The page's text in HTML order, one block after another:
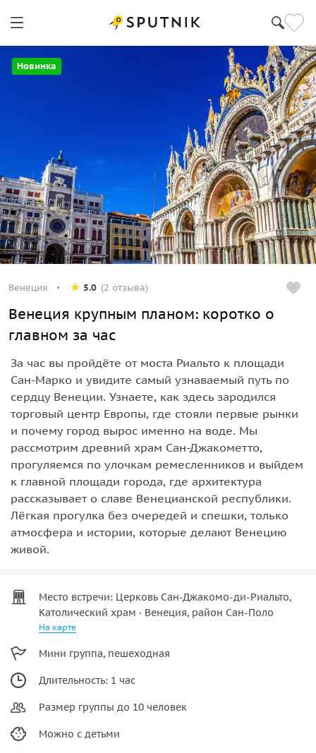
Новинка
Венеция 5.0 (2 отзыва)
Венеция крупным планом: коротко о
главном за час
За час вы пройдёте от моста Риальто к площади
Сан-Марко и увидите самый узнаваемый путь по
сердцу Венеции. Узнаете, как здесь зародился
торговый центр Европы, где стояли первые рынки
и почему город вырос именно на воде. Мы
рассмотрим древний храм Сан-Джакометто,
прогуляемся по улочкам ремесленников и выйдем
к главной площади города, где архитектура
рассказывает о славе Венецианской республики.
Лёгкая прогулка без очередей и спешки, только
атмосфера и истории, которые делают Венецию
живой.
Место встречи: Церковь Сан-Джакомо-ди-Риальто,
Католический храм · Венеция, район Сан-Поло
На карте
Мини группа, пешеходная
Длительность: 1 час
Размер группы до 10 человек
Можно с детьми